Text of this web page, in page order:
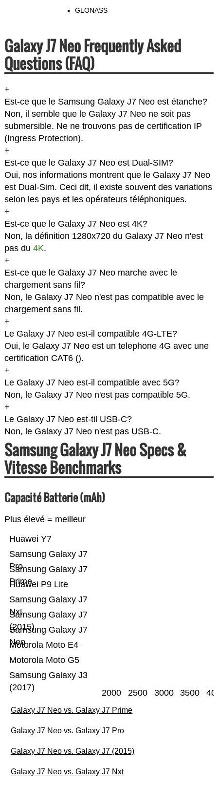
GLONASS
Galaxy J7 Neo Frequently Asked
Questions (FAQ)
+
Est-ce que le Samsung Galaxy J7 Neo est étanche?
Non, il semble que le Galaxy J7 Neo ne soit pas
submersible. Ne ne trouvons pas de certification IP
(Ingress Protection).
+
Est-ce que le Galaxy J7 Neo est Dual-SIM?
Oui, nos informations montrent que le Galaxy J7 Neo
est Dual-Sim. Ceci dit, il existe souvent des variations
selon les pays et les opérateurs téléphoniques.
+
Est-ce que le Galaxy J7 Neo est 4K?
Non, la définition 1280x720 du Galaxy J7 Neo n'est
pas du 4K.
+
Est-ce que le Galaxy J7 Neo marche avec le
chargement sans fil?
Non, le Galaxy J7 Neo n'est pas compatible avec le
chargement sans fil.
+
Le Galaxy J7 Neo est-il compatible 4G-LTE?
Oui, le Galaxy J7 Neo est un telephone 4G avec une
certification CAT6 ().
+
Le Galaxy J7 Neo est-il compatible avec 5G?
Non, le Galaxy J7 Neo n'est pas compatible 5G.
+
Le Galaxy J7 Neo est-til USB-C?
Non, le Galaxy J7 Neo n'est pas USB-C.
Samsung Galaxy J7 Neo Specs &
Vitesse Benchmarks
Capacité Batterie (mAh)
Plus élevé = meilleur
Samsung Galaxy J3
(2017)
Motorola Moto G5
Motorola Moto E4
Samsung Galaxy J7
Neo
Samsung Galaxy J7
(2015)
Samsung Galaxy J7
Nxt
Huawei P9 Lite
Samsung Galaxy J7
Prime
Samsung Galaxy J7
Pro
Huawei Y7
2000 2500 3000 3500
Galaxy J7 Neo vs. Galaxy J7 Prime
Galaxy J7 Neo vs. Galaxy J7 Pro
Galaxy J7 Neo vs. Galaxy J7 (2015)
Galaxy J7 Neo vs. Galaxy J7 Nxt